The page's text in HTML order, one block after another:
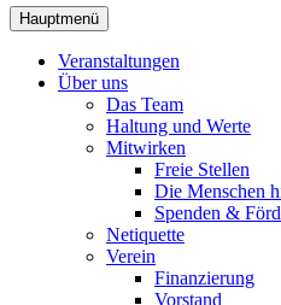
Hauptmenü
Veranstaltungen
Über uns
Das Team
Haltung und Werte
Mitwirken
Freie Stellen
Die Menschen
Spenden &
Netiquette
Verein
Finanzierung
Vorstand